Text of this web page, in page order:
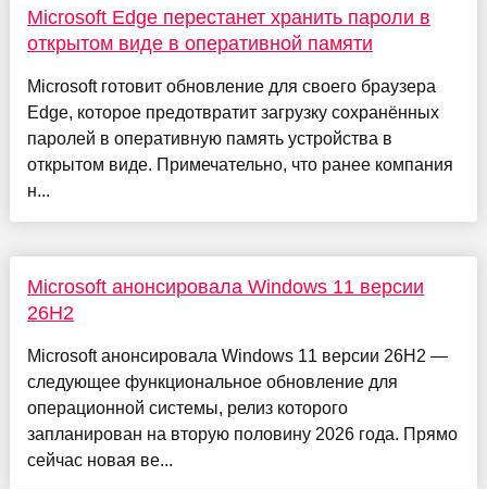
Microsoft Edge перестанет хранить пароли в
открытом виде в оперативной памяти
Microsoft готовит обновление для своего браузера
Edge, которое предотвратит загрузку сохранённых
паролей в оперативную память устройства в
открытом виде. Примечательно, что ранее компания
н...
Microsoft анонсировала Windows 11 версии
26H2
Microsoft анонсировала Windows 11 версии 26H2 —
следующее функциональное обновление для
операционной системы, релиз которого
запланирован на вторую половину 2026 года. Прямо
сейчас новая ве...